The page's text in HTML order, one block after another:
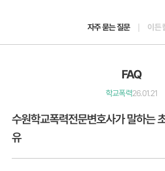
자주 묻는 질문 이든
FAQ
학교폭력26.01.21
수원학교폭력전문변호사가 말하는
유